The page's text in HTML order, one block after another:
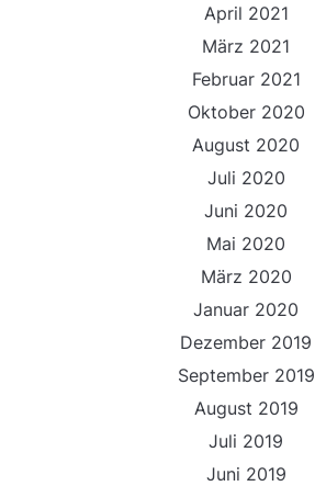
April 2021
März 2021
Februar 2021
Oktober 2020
August 2020
Juli 2020
Juni 2020
Mai 2020
März 2020
Januar 2020
Dezember 2019
September 2019
August 2019
Juli 2019
Juni 2019